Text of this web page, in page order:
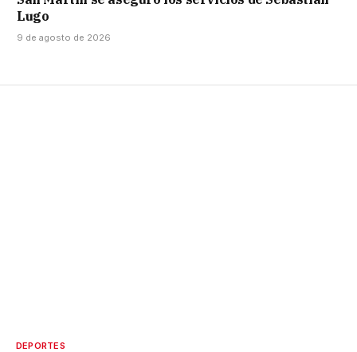
Lugo
9 de agosto de 2026
DEPORTES